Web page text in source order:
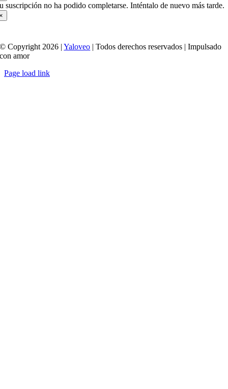
suscripción no ha podido completarse. Inténtalo de nuevo más tarde.
© Copyright 2026 |Yaloveo | Todos derechos reservados | Impulsado
con amor
Page load link